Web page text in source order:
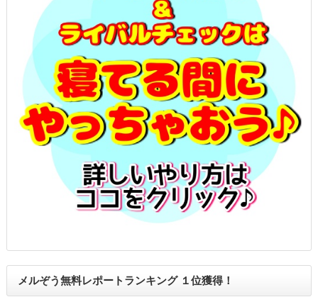
メルぞう無料レポートランキング １位獲得！